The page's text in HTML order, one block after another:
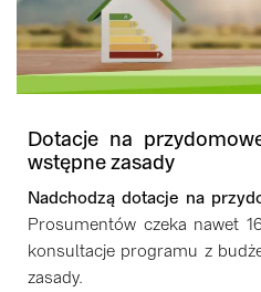
Dotacje na
wstępne zasady
Nadchodzą dotacje na
Prosumentów czeka nawet
konsultacje programu z
zasady.